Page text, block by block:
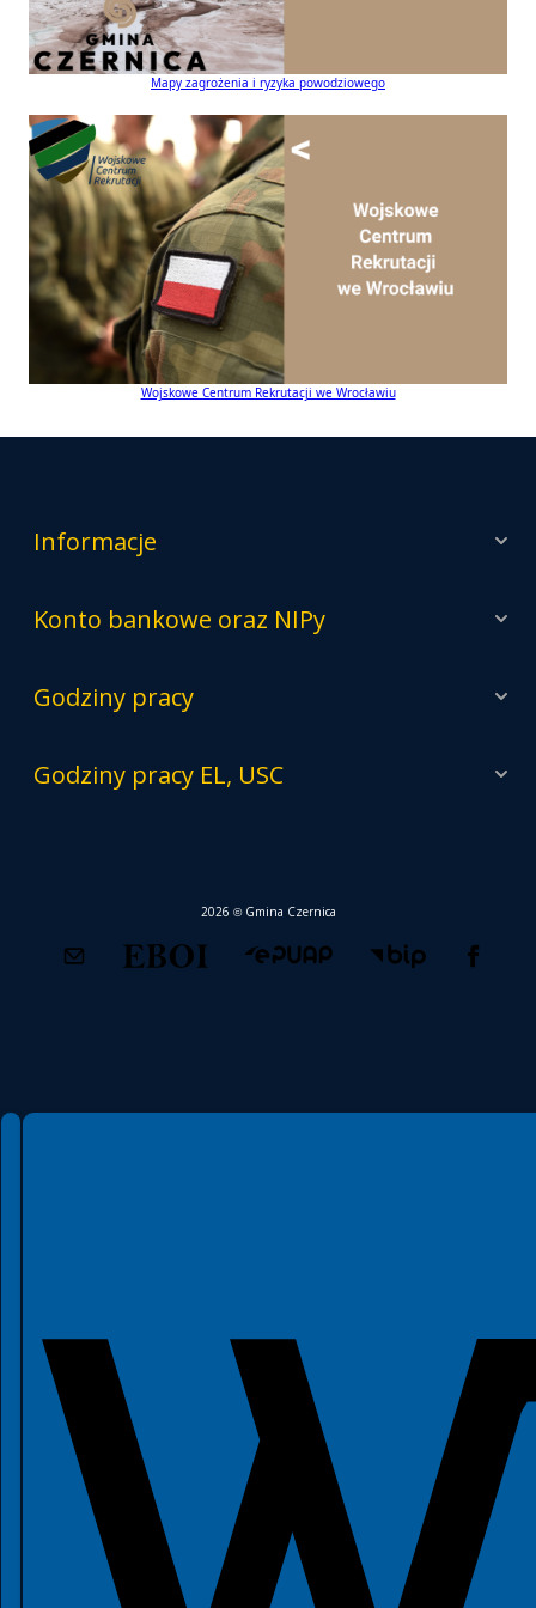
Mapy zagrożenia i ryzyka powodziowego
Wojskowe Centrum Rekrutacji we Wrocławiu
Informacje
Konto bankowe oraz NIPy
Godziny pracy
Godziny pracy EL, USC
2026 © Gmina Czernica
Spełniamy standardy WCAG 2.2
Spełniamy standardy W3C